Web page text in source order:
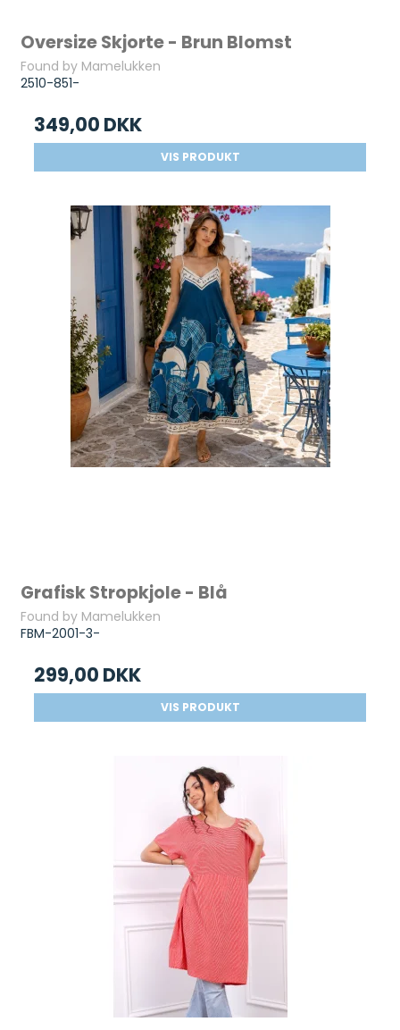
Oversize Skjorte - Brun Blomst
Found by Mamelukken
2510-851-
349,00 DKK
VIS PRODUKT
Grafisk Stropkjole - Blå
Found by Mamelukken
FBM-2001-3-
299,00 DKK
VIS PRODUKT